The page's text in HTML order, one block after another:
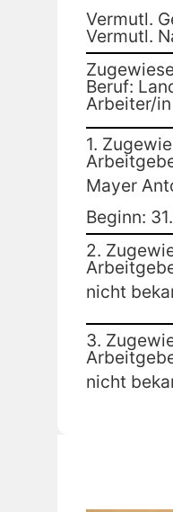
Vermutl.
Vermutl.
Beruf:
Arbeiter/in
1.
Mayer
Beginn:
2.
nicht
3.
nicht